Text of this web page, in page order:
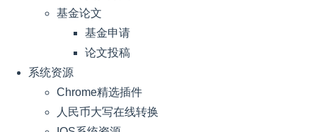
基金论文
基金申请
论文投稿
系统资源
Chrome精选插件
人民币大写在线转换